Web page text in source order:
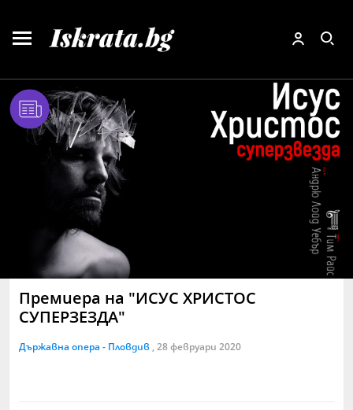
Премиера на "ИСУС ХРИСТОС
СУПЕРЗЕЗДА"
Държавна опера - Пловдив , 28 февруари 2020